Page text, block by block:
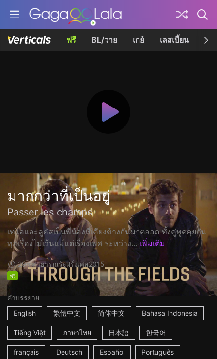
ฟรี BL/วาย เกย์ เลสเบี้ยน เค
มากกว่าที่เป็นอยู่
Passer les champs
เทโอและลูคัสเป็นพี่น้องที่เคียงข้างกันมาตลอด ทั้งคู่พูดคุยกัน
ทุกเรื่องไม่เว้นแม้แต่เรื่องเพศ ระหว่าง... เพิ่มเติม
29mสาธารณรัฐฝรั่งเศส2015
ฟรี
คำบรรยาย
English
繁體中文 简体中文 Bahasa Indonesia
Tiếng Việt ภาษาไทย 日本語 한국어
français Deutsch Español Português